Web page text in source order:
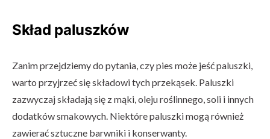
Skład paluszków
Zanim przejdziemy do pytania, czy pies może jeść paluszki,
warto przyjrzeć się składowi tych przekąsek. Paluszki
zazwyczaj składają się z mąki, oleju roślinnego, soli i innych
dodatków smakowych. Niektóre paluszki mogą również
zawierać sztuczne barwniki i konserwanty.